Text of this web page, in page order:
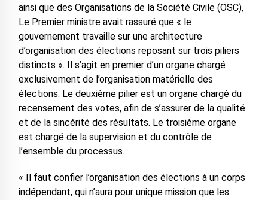
ainsi que des Organisations de la Société Civile (OSC),
Le Premier ministre avait rassuré que « le
gouvernement travaille sur une architecture
d’organisation des élections reposant sur trois piliers
distincts ». Il s’agit en premier d’un organe chargé
exclusivement de l’organisation matérielle des
élections. Le deuxième pilier est un organe chargé du
recensement des votes, afin de s’assurer de la qualité
et de la sincérité des résultats. Le troisième organe
est chargé de la supervision et du contrôle de
l’ensemble du processus.
« Il faut confier l’organisation des élections à un corps
indépendant, qui n’aura pour unique mission que les